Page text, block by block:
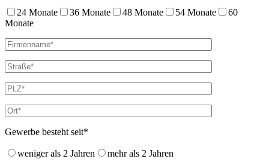
24 Monate 36 Monate 48 Monate 54 Monate
60
Monate
Gewerbe besteht seit*
weniger als 2 Jahren mehr als 2 Jahren